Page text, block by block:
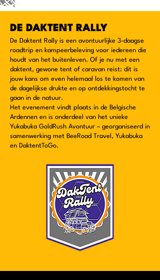
DE DAKTENT RALLY
De Daktent Rally is een avontuurlijke 3-daagse
roadtrip en kampeerbeleving voor iedereen die
houdt van het buitenleven. Of je nu met een
daktent, gewone tent of caravan reist: dit is
jouw kans om even helemaal los te komen van
de dagelijkse drukte en op ontdekkingstocht te
gaan in de natuur.
Het evenement vindt plaats in de Belgische
Ardennen en is onderdeel van het unieke
Yukabuka GoldRush Avontuur – georganiseerd in
samenwerking met BeeRoad Travel, Yukabuka
en DaktentToGo.